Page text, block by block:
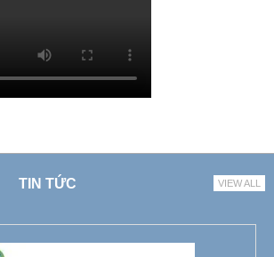
TIN TỨC VIEW ALL